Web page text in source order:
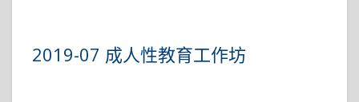
2019-07 成人性教育工作坊